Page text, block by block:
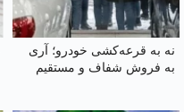
نه به قرعه‌کشی خودرو؛ آری
به فروش شفاف و مستقیم